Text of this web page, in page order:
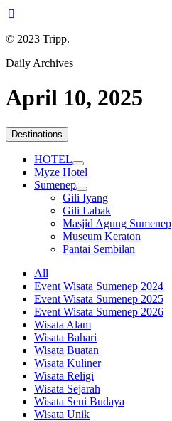
© 2023 Tripp.
Daily Archives
April 10, 2025
Destinations
HOTEL
Myze Hotel
Sumenep
Gili Iyang
Gili Labak
Masjid Agung Sumenep
Museum Keraton
Pantai Sembilan
All
Event Wisata Sumenep 2024
Event Wisata Sumenep 2025
Event Wisata Sumenep 2026
Wisata Alam
Wisata Bahari
Wisata Buatan
Wisata Kuliner
Wisata Religi
Wisata Sejarah
Wisata Seni Budaya
Wisata Unik